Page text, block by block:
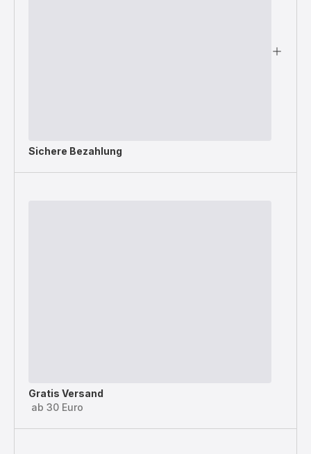
Sichere Bezahlung
Gratis Versand
ab 30 Euro